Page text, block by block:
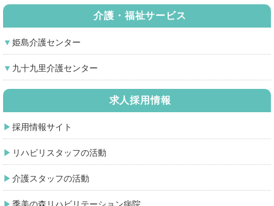
介護・福祉サービス
姫島介護センター
九十九里介護センター
求人採用情報
採用情報サイト
リハビリスタッフの活動
介護スタッフの活動